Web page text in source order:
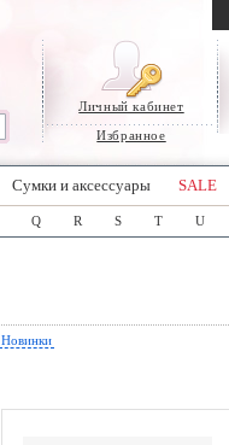
Личный кабинет
Избранное
Сумки и аксессуары SALE
Q R S T U
Новинки